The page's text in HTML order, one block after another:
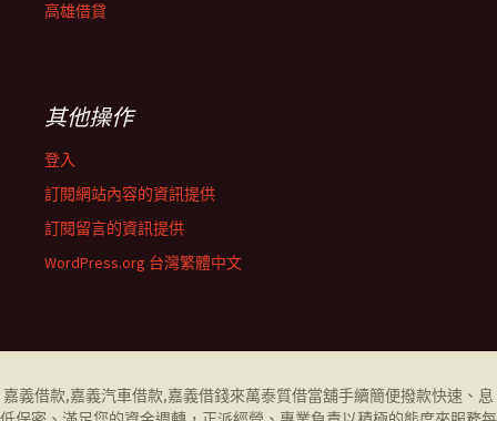
高雄借貸
其他操作
登入
訂閱網站內容的資訊提供
訂閱留言的資訊提供
WordPress.org 台灣繁體中文
嘉義借款,嘉義汽車借款,嘉義借錢來萬泰質借當舖手續簡便撥款快速、息